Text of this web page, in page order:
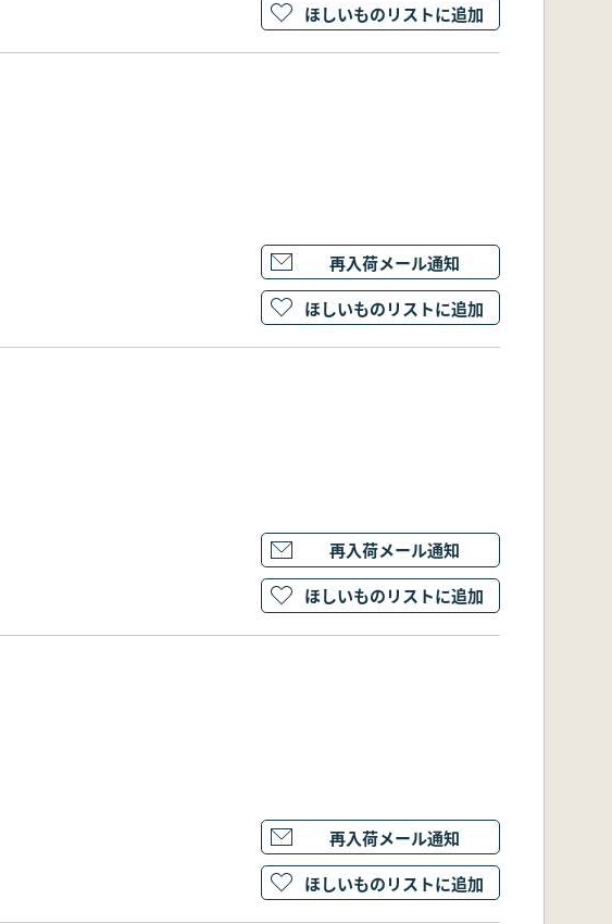
ほしいものリストに追加
再入荷メール通知
ほしいものリストに追加
再入荷メール通知
ほしいものリストに追加
再入荷メール通知
ほしいものリストに追加